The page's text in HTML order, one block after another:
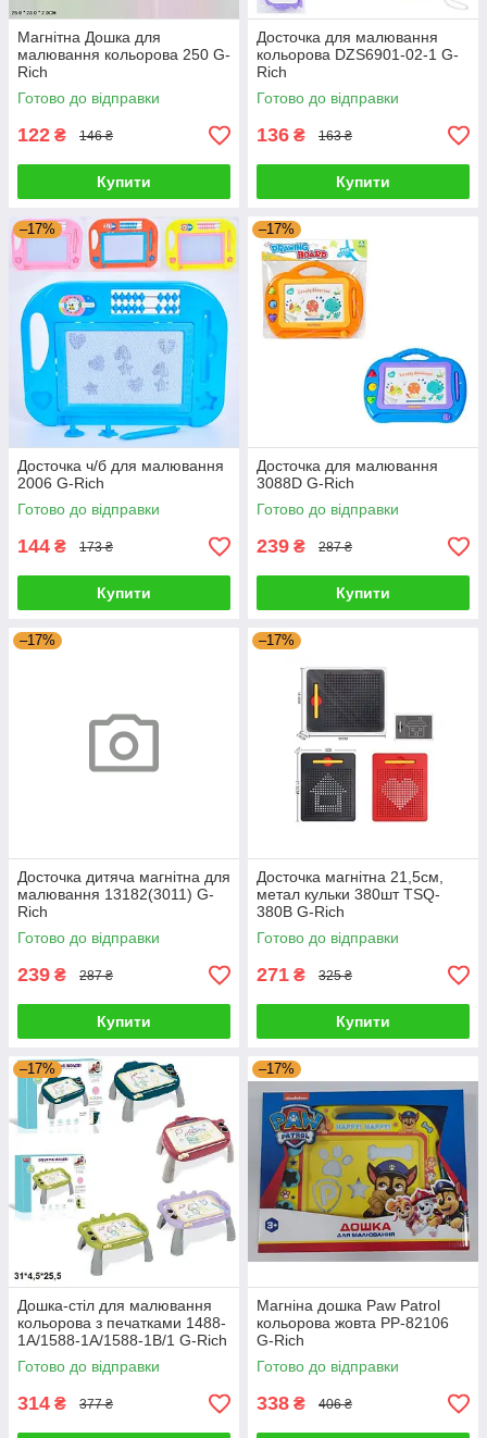
Магнітна Дошка для
малювання кольорова 250 G-
Rich
Готово до відправки
122 ₴ 146 ₴
Купити
Досточка для малювання
кольорова DZS6901-02-1 G-
Rich
Готово до відправки
136 ₴ 163 ₴
Купити
–17%
Досточка ч/б для малювання
2006 G-Rich
Готово до відправки
144 ₴ 173 ₴
Купити
–17%
Досточка для малювання
3088D G-Rich
Готово до відправки
239 ₴ 287 ₴
Купити
–17%
Досточка дитяча магнітна для
малювання 13182(3011) G-
Rich
Готово до відправки
239 ₴ 287 ₴
Купити
–17%
Досточка магнітна 21,5см,
метал кульки 380шт TSQ-
380B G-Rich
Готово до відправки
271 ₴ 325 ₴
Купити
–17%
Дошка-стіл для малювання
кольорова з печатками 1488-
1A/1588-1A/1588-1B/1 G-Rich
Готово до відправки
314 ₴ 377 ₴
–17%
Магніна дошка Paw Patrol
кольорова жовта PP-82106
G-Rich
Готово до відправки
338 ₴ 406 ₴